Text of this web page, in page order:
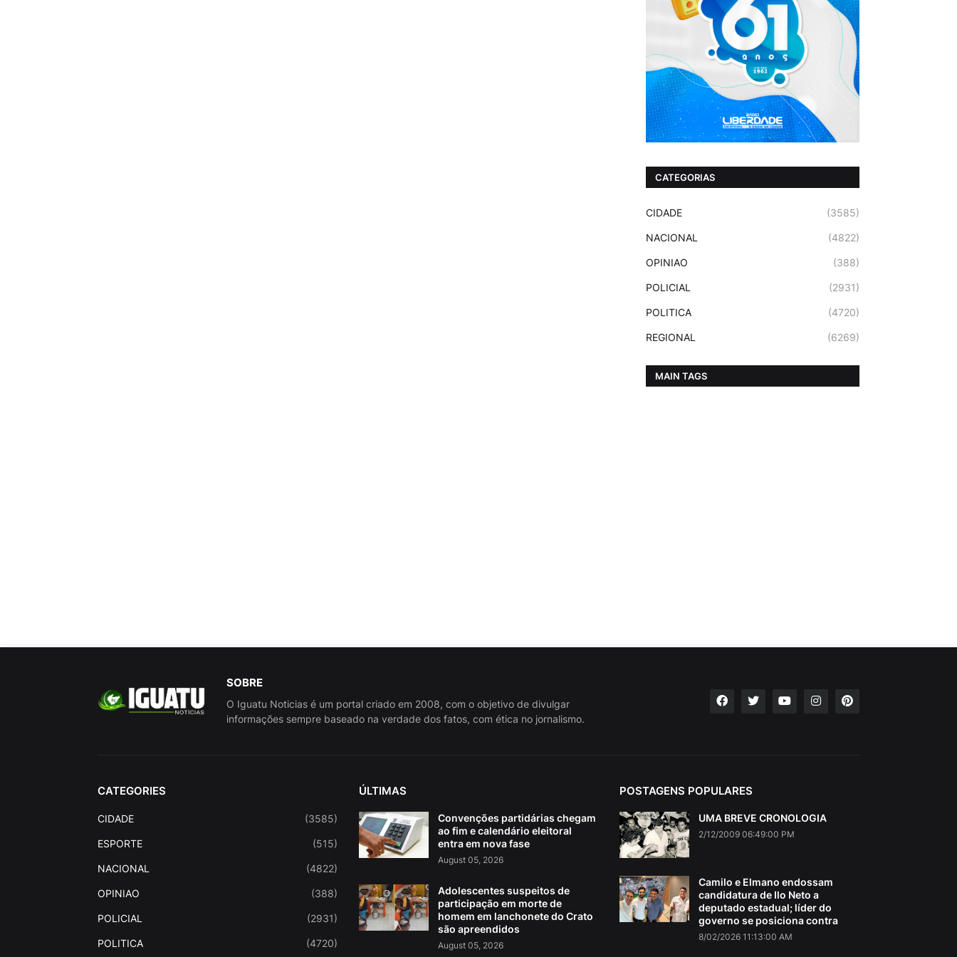
CATEGORIAS
CIDADE (3585)
NACIONAL (4822)
OPINIAO (388)
POLICIAL (2931)
POLITICA (4720)
REGIONAL (6269)
MAIN TAGS
SOBRE
O Iguatu Noticias é um portal criado em 2008, com o objetivo de divulgar
informações sempre baseado na verdade dos fatos, com ética no jornalismo.
CATEGORIES
CIDADE (3585)
ESPORTE (515)
NACIONAL (4822)
OPINIAO (388)
POLICIAL (2931)
POLITICA (4720)
ÚLTIMAS
Convenções partidárias chegam
ao fim e calendário eleitoral
entra em nova fase
August 05, 2026
Adolescentes suspeitos de
participação em morte de
homem em lanchonete do Crato
são apreendidos
August 05, 2026
POSTAGENS POPULARES
UMA BREVE CRONOLOGIA
2/12/2009 06:49:00 PM
Camilo e Elmano endossam
candidatura de Ilo Neto a
deputado estadual; líder do
governo se posiciona contra
8/02/2026 11:13:00 AM